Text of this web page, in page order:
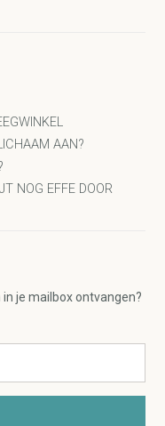
AAN?
NOG EFFE DOOR
je mailbox ontvangen?